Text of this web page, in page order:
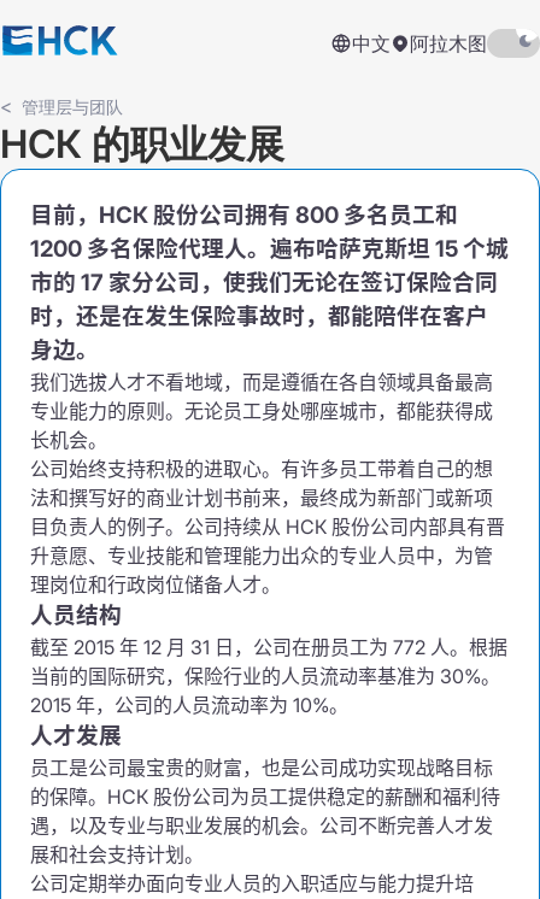
中文 阿拉木图
管理层与团队
НСК 的职业发展
目前，НСК 股份公司拥有 800 多名员工和
1200 多名保险代理人。遍布哈萨克斯坦 15 个城
市的 17 家分公司，使我们无论在签订保险合同
时，还是在发生保险事故时，都能陪伴在客户
身边。
我们选拔人才不看地域，而是遵循在各自领域具备最高
专业能力的原则。无论员工身处哪座城市，都能获得成
长机会。
公司始终支持积极的进取心。有许多员工带着自己的想
法和撰写好的商业计划书前来，最终成为新部门或新项
目负责人的例子。公司持续从 НСК 股份公司内部具有晋
升意愿、专业技能和管理能力出众的专业人员中，为管
理岗位和行政岗位储备人才。
人员结构
截至 2015 年 12 月 31 日，公司在册员工为 772 人。根据
当前的国际研究，保险行业的人员流动率基准为 30%。
2015 年，公司的人员流动率为 10%。
人才发展
员工是公司最宝贵的财富，也是公司成功实现战略目标
的保障。НСК 股份公司为员工提供稳定的薪酬和福利待
遇，以及专业与职业发展的机会。公司不断完善人才发
展和社会支持计划。
公司定期举办面向专业人员的入职适应与能力提升培